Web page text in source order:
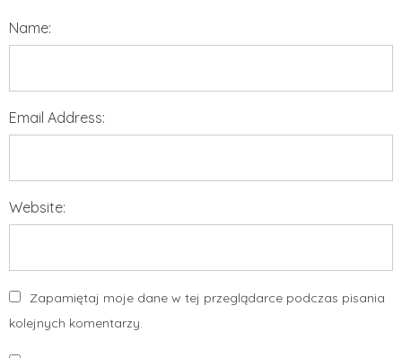
Name:
Email Address:
Website:
Zapamiętaj moje dane w tej przeglądarce podczas pisania
kolejnych komentarzy.